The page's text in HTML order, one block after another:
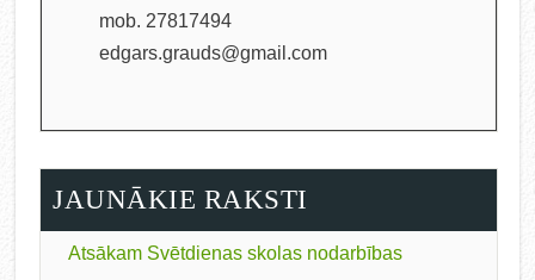
mob. 27817494
edgars.grauds@gmail.com
JAUNĀKIE RAKSTI
Atsākam Svētdienas skolas nodarbības